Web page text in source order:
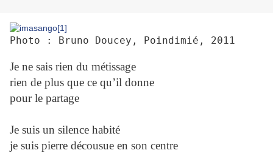
Photo : Bruno Doucey, Poindimié, 2011
Je ne sais rien du métissage
rien de plus que ce qu’il donne
pour le partage
Je suis un silence habité
je suis pierre décousue en son centre